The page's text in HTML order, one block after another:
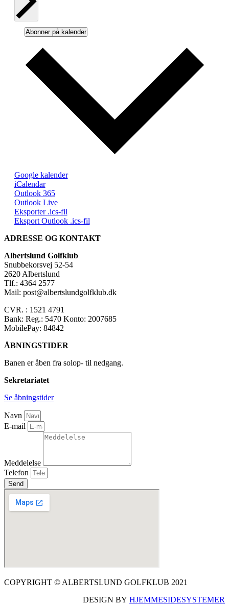
Abonner på kalender
Google kalender
iCalendar
Outlook 365
Outlook Live
Eksporter .ics-fil
Eksport Outlook .ics-fil
ADRESSE OG KONTAKT
Albertslund Golfklub
Snubbekorsvej 52-54
2620 Albertslund
Tlf.: 4364 2577
Mail: post@albertslundgolfklub.dk
CVR. : 1521 4791
Bank: Reg.: 5470 Konto: 2007685
MobilePay: 84842
ÅBNINGSTIDER
Banen er åben fra solop- til nedgang.
Sekretariatet
Se åbningstider
Navn
E-mail
Meddelelse
Telefon
Send
COPYRIGHT © ALBERTSLUND GOLFKLUB 2021
DESIGN BY HJEMMESIDESYSTEMER